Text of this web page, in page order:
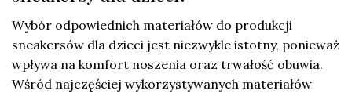
Wybór odpowiednich materiałów do produkcji
sneakersów dla dzieci jest niezwykle istotny, ponieważ
wpływa na komfort noszenia oraz trwałość obuwia.
Wśród najczęściej wykorzystywanych materiałów